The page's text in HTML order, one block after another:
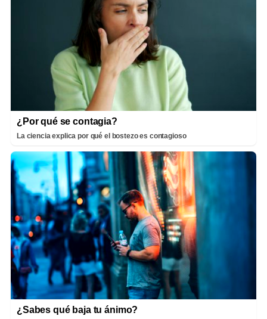
¿Por qué se contagia?
La ciencia explica por qué el bostezo es contagioso
¿Sabes qué baja tu ánimo?